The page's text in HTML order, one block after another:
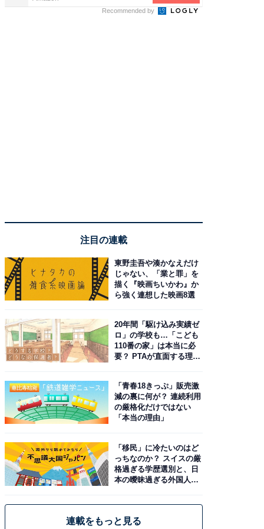
Recommended by
注目の連載
東野圭吾や湊かなえだけ
じゃない、「業と罪」を
描く『映画ちいかわ』か
ら強く連想した映画8選
20年間「駆け込み実績ゼ
ロ」の学校も…「こども
110番の家」は本当に必
要？ PTAが直面する理想
「青春18きっぷ」販売激
減の裏に何が？ 連続利用
の厳格化だけではない
「本当の理由」
「移民」に冷たいのはど
っちなのか？ スイスの厳
格過ぎる学歴選別と、日
本の曖昧過ぎる外国人政
連載をもっと見る